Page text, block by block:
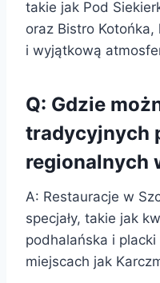
takie jak Pod
oraz Bistro
i wyjątkową
Q: Gdzie
tradycyjnych
regionalnych
A: Restauracje w
specjały, takie jak
podhalańska i
miejscach jak